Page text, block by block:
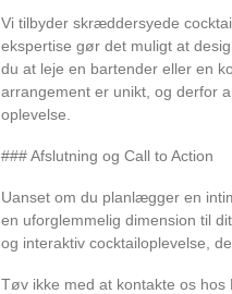
Vi tilbyder skræddersyede
ekspertise gør det muligt at
du at leje en bartender eller en
arrangement er unikt, og derfor
oplevelse.
### Afslutning og Call to Action
Uanset om du planlægger en
en uforglemmelig dimension til
og interaktiv cocktailoplevelse,
Tøv ikke med at kontakte os